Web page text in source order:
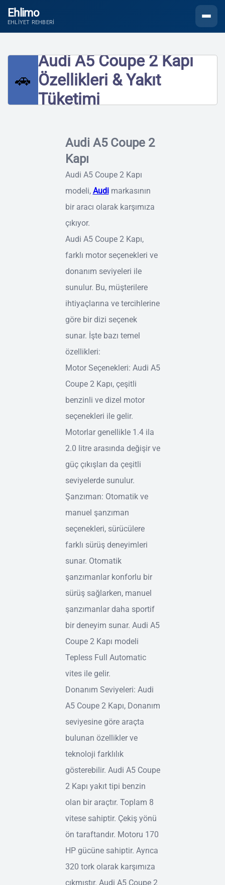
Ehlimo
EHLIYET REHBERI
🚗
Audi A5 Coupe 2 Kapı
Özellikleri & Yakıt
Tüketimi
Audi A5 Coupe 2
Kapı
Audi A5 Coupe 2 Kapı
modeli, Audimarkasının
bir aracı olarak karşımıza
çıkıyor.
Audi A5 Coupe 2 Kapı,
farklı motor seçenekleri ve
donanım seviyeleri ile
sunulur. Bu, müşterilere
ihtiyaçlarına ve tercihlerine
göre bir dizi seçenek
sunar. İşte bazı temel
özellikleri:
Motor Seçenekleri: Audi A5
Coupe 2 Kapı, çeşitli
benzinli ve dizel motor
seçenekleri ile gelir.
Motorlar genellikle 1.4 ila
2.0 litre arasında değişir ve
güç çıkışları da çeşitli
seviyelerde sunulur.
Şanzıman: Otomatik ve
manuel şanzıman
seçenekleri, sürücülere
farklı sürüş deneyimleri
sunar. Otomatik
şanzımanlar konforlu bir
sürüş sağlarken, manuel
şanzımanlar daha sportif
bir deneyim sunar. Audi A5
Coupe 2 Kapı modeli
Tepless Full Automatic
vites ile gelir.
Donanım Seviyeleri: Audi
A5 Coupe 2 Kapı, Donanım
seviyesine göre araçta
bulunan özellikler ve
teknoloji farklılık
gösterebilir. Audi A5 Coupe
2 Kapı yakıt tipi benzin
olan bir araçtır. Toplam 8
vitese sahiptir. Çekiş yönü
ön taraftandır. Motoru 170
HP gücüne sahiptir. Ayrıca
320 tork olarak karşımıza
çıkmıştır. Audi A5 Coupe 2